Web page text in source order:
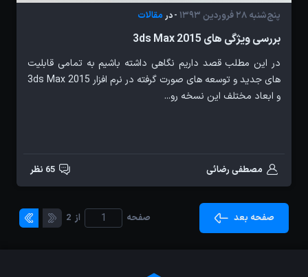
پنج‌شنبه 28 فروردین 1393 - در مقالات
بررسی ویژگی های 3ds Max 2015
در این مطلب قصد داریم نگاهی داشته باشیم به تمامی قابلیت
های جدید و توسعه های صورت گرفته در نرم افزار 3ds Max 2015
و ابعاد مختلف این نسخه رو...
مصطفی رضائی 65 نظر
صفحه بعد صفحه از 2